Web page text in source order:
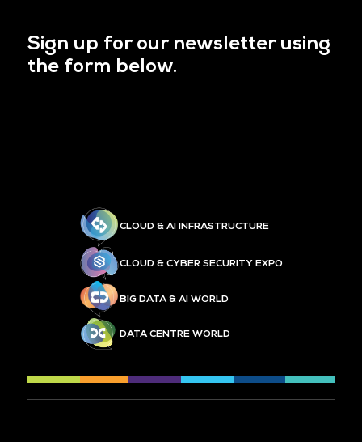
Sign up for our newsletter using
the form below.
CLOUD & AI INFRASTRUCTURE
CLOUD & CYBER SECURITY EXPO
BIG DATA & AI WORLD
DATA CENTRE WORLD